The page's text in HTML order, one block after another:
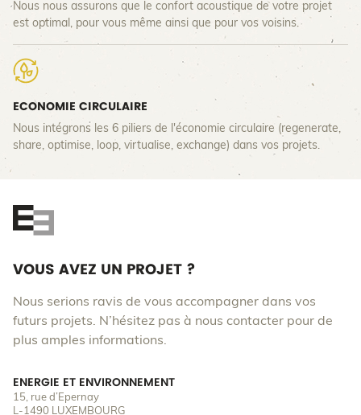
Nous nous assurons que le confort acoustique de votre projet
est optimal, pour vous même ainsi que pour vos voisins.
ECONOMIE CIRCULAIRE
Nous intégrons les 6 piliers de l'économie circulaire (regenerate,
share, optimise, loop, virtualise, exchange) dans vos projets.
VOUS AVEZ UN PROJET ?
Nous serions ravis de vous accompagner dans vos
futurs projets. N’hésitez pas à nous contacter pour de
plus amples informations.
ENERGIE ET ENVIRONNEMENT
15, rue d’Epernay
L-1490 LUXEMBOURG